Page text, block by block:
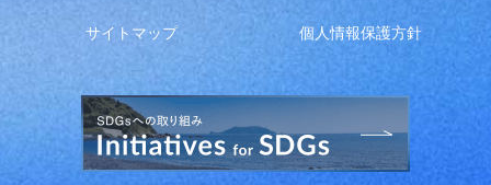
サイトマップ 個人情報保護方針